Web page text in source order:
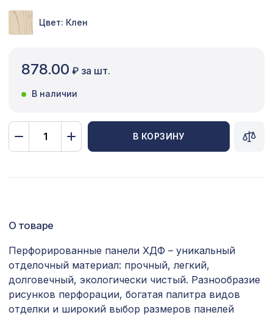
Плинтусы
Распродажа
Экраны для радиаторов
Перфорированная потолочная плита
ДАМАСКО КАРЕ, 595х595мм, ХДФ, бук
Натуральные обои Cosca Папирус
1259 ₽
Цвет: Клен
878.00 ₽ за шт.
В наличии
В КОРЗИНУ
О товаре
Перфорированные панели ХДФ – уникальный
отделочный материал: прочный, легкий,
долговечный, экологически чистый. Разнообразие
рисунков перфорации, богатая палитра видов
отделки и широкий выбор размеров панелей